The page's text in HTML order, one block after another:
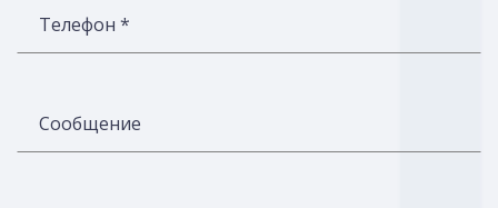
Телефон *
Сообщение